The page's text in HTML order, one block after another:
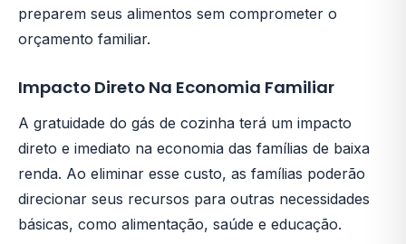
preparem seus alimentos sem comprometer o
orçamento familiar.
Impacto Direto Na Economia Familiar
A gratuidade do gás de cozinha terá um impacto
direto e imediato na economia das famílias de baixa
renda. Ao eliminar esse custo, as famílias poderão
direcionar seus recursos para outras necessidades
básicas, como alimentação, saúde e educação.